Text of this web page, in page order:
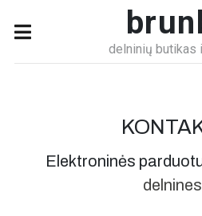
delninių butikas
Elektroninės